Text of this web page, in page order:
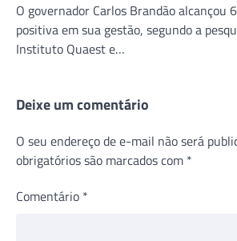
O governador Carlos Brandão alcançou
positiva em sua gestão, segundo a
Instituto Quaest e…
Deixe um comentário
O seu endereço de e-mail não será
obrigatórios são marcados com *
Comentário *